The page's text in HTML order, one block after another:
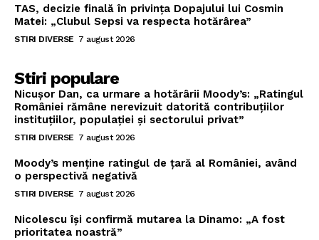
TAS, decizie finală în privința Dopajului lui Cosmin
Matei: „Clubul Sepsi va respecta hotărârea”
STIRI DIVERSE 7 august 2026
Stiri populare
Nicușor Dan, ca urmare a hotărârii Moody’s: „Ratingul
României rămâne nerevizuit datorită contribuțiilor
instituțiilor, populației și sectorului privat”
STIRI DIVERSE 7 august 2026
Moody’s menține ratingul de țară al României, având
o perspectivă negativă
STIRI DIVERSE 7 august 2026
Nicolescu își confirmă mutarea la Dinamo: „A fost
prioritatea noastră”